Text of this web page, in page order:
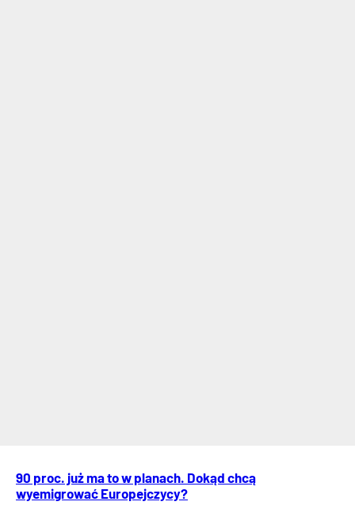
90 proc. już ma to w planach. Dokąd chcą
wyemigrować Europejczycy?